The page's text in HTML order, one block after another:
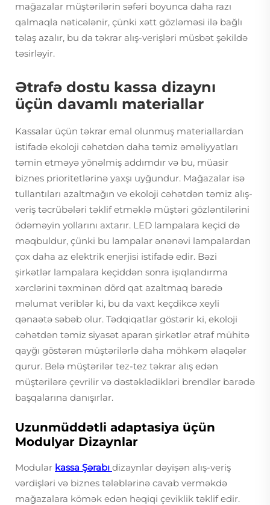
mağazalar müştərilərin səfəri boyunca daha razı
qalmaqla nəticələnir, çünki xətt gözləməsi ilə bağlı
təlaş azalır, bu da təkrar alış-verişləri müsbət şəkildə
təsirləyir.
Ətrafə dostu kassa dizaynı
üçün davamlı materiallar
Kassalar üçün təkrar emal olunmuş materiallardan
istifadə ekoloji cəhətdən daha təmiz əməliyyatları
təmin etməyə yönəlmiş addımdır və bu, müasir
biznes prioritetlərinə yaxşı uyğundur. Mağazalar isə
tullantıları azaltmağın və ekoloji cəhətdən təmiz alış-
veriş təcrübələri təklif etməklə müştəri gözləntilərini
ödəməyin yollarını axtarır. LED lampalara keçid də
məqbuldur, çünki bu lampalar ənənəvi lampalardan
çox daha az elektrik enerjisi istifadə edir. Bəzi
şirkətlər lampalara keçiddən sonra işıqlandırma
xərclərini təxminən dörd qat azaltmaq barədə
məlumat veriblər ki, bu da vaxt keçdikcə xeyli
qənaətə səbəb olur. Tədqiqatlar göstərir ki, ekoloji
cəhətdən təmiz siyasət aparan şirkətlər ətraf mühitə
qayğı göstərən müştərilərlə daha möhkəm əlaqələr
qurur. Belə müştərilər tez-tez təkrar alış edən
müştərilərə çevrilir və dəstəklədikləri brendlər barədə
başqalarına danışırlar.
Uzunmüddətli adaptasiya üçün
Modulyar Dizaynlar
Modular kassa Şərabı dizaynlar dəyişən alış-veriş
vərdişləri və biznes tələblərinə cavab verməkdə
mağazalara kömək edən həqiqi çeviklik təklif edir.